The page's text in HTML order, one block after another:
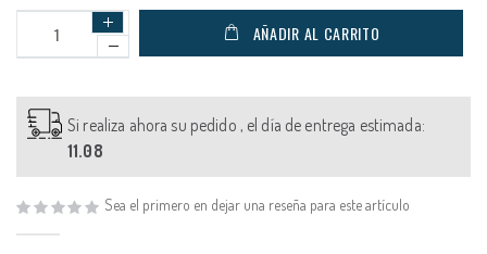
AÑADIR AL CARRITO
Si realiza ahora su pedido , el día de entrega estimada:
11.08
Sea el primero en dejar una reseña para este artículo